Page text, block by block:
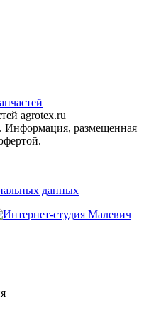
agrotex.ru
Информация, размещенная
данных